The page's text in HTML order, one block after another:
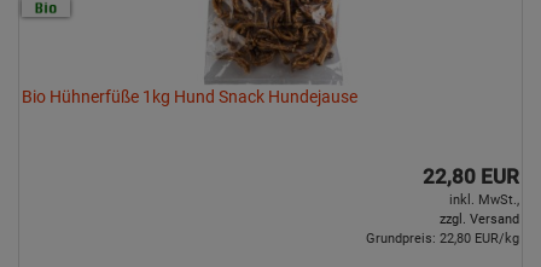
Bio Hühnerfüße 1kg Hund Snack Hundejause
22,80 EUR
inkl. MwSt.,
zzgl. Versand
Grundpreis: 22,80 EUR/kg